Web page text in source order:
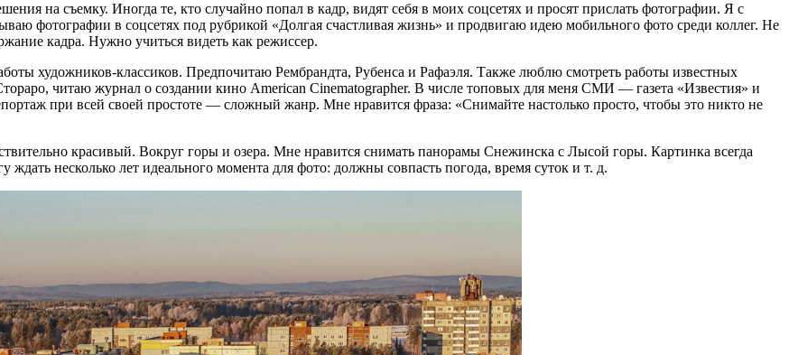
на съемку. Иногда те, кто случайно попал в кадр, видят себя в моих соцсетях и просят прислать фотографии. Я с
фотографии в соцсетях под рубрикой «Долгая счастливая жизнь» и продвигаю идею мобильного фото среди коллег. Не
кадра. Нужно учиться видеть как режиссер.
художников-классиков. Предпочитаю Рембрандта, Рубенса и Рафаэля. Также люблю смотреть работы известных
читаю журнал о создании кино American Cinematographer. В числе топовых для меня СМИ — ​газета «Известия» и
при всей своей простоте — ​сложный жанр. Мне нравится фраза: «Снимайте настолько просто, чтобы это никто не
красивый. Вокруг горы и озера. Мне нравится снимать панорамы Снежинска с Лысой горы. Картинка всегда
ждать несколько лет идеального момента для фото: должны совпасть погода, время суток и т. д.